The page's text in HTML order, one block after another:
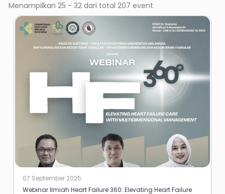
Menampilkan 25 - 32 dari total 207 event
07 September 2025
Webinar Ilmiah Heart Failure 360: Elevating Heart Failure